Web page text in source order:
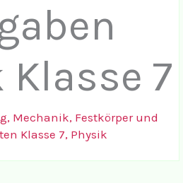
Klasse 7
, Mechanik, Festkörper und
Klasse 7, Physik